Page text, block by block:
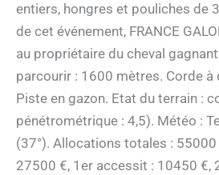
entiers, hongres et pouliches de
de cet événement, FRANCE
au propriétaire du cheval
parcourir : 1600 mètres. Corde
Piste en gazon. Etat du terrain :
pénétrométrique : 4,5). Météo :
(37°). Allocations totales : 55000
27500 €, 1er accessit : 10450 €,